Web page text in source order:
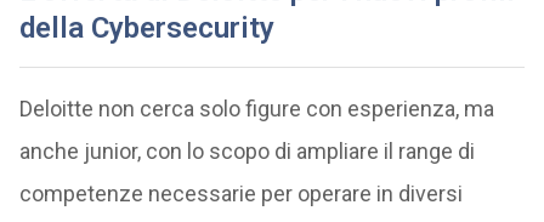
della Cybersecurity
Deloitte non cerca solo figure con esperienza, ma
anche junior, con lo scopo di ampliare il range di
competenze necessarie per operare in diversi